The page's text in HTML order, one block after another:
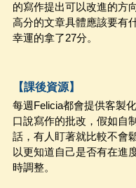
的寫作提出可以改進的方
高分的文章具體應該要有
幸運的拿了27分。
【課後資源】
每週Felicia都會提供客製
口說寫作的批改，假如自
話，有人盯著就比較不會
以更知道自己是否有在進
時調整。